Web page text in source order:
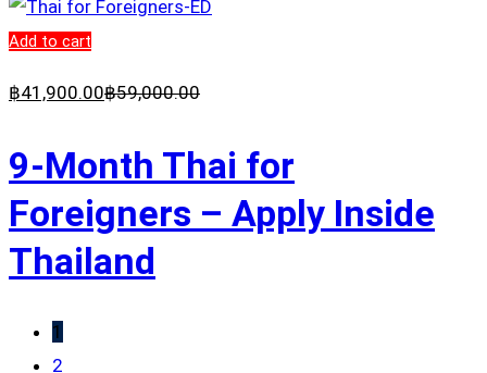
Add to cart
฿41,900.00฿59,000.00
9-Month Thai for
Foreigners – Apply Inside
Thailand
1
2